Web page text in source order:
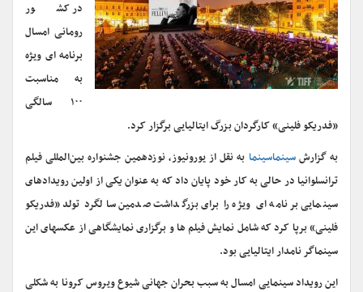
در کشور
رومانی امسال
برنامه ای ویژه
به مناسبت
۱۰۰ سالگی
«فدریکو فلینی» کارگردان بزرگ ایتالیایی برگزار کرد.
به گزارشسینماسینما به نقل از یورونیوز، نوزدهمین جشنواره بین‌المللی فیلم
ترانسلوانیا در حالی به کار خود پایان داد که به عنوان یکی از اولین رویدادهای
سینمایی برنامه ای ویژه را برای بزرگداشت صدمین سالگرد تولد «فدریکو
فلینی» برپا کرد که شامل نمایش فیلم ها و برگزاری نمایشگاهی از عکسهای این
سینماگر نامدار ایتالیایی بود.
این رویداد سینمایی امسال به سبب بحران جهانی شیوع ویروس کرونا به شکلی